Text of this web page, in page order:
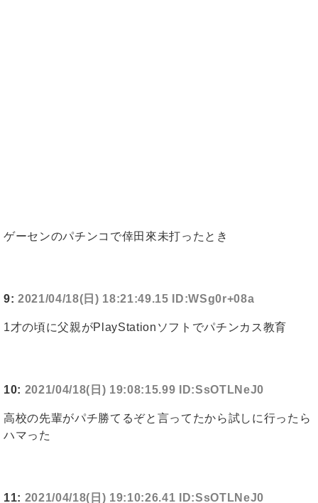
ゲーセンのパチンコで倖田來未打ったとき
9: 2021/04/18(日) 18:21:49.15 ID:WSg0r+08a
1才の頃に父親がPlayStationソフトでパチンカス教育
10: 2021/04/18(日) 19:08:15.99 ID:SsOTLNeJ0
高校の先輩がパチ勝てるぞと言ってたから試しに行ったら
ハマった
11: 2021/04/18(日) 19:10:26.41 ID:SsOTLNeJ0